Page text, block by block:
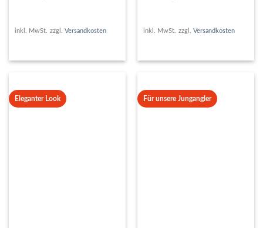
inkl. MwSt. zzgl. Versandkosten inkl. MwSt. zzgl. Versandkosten
Eleganter Look Für unsere Jungangler